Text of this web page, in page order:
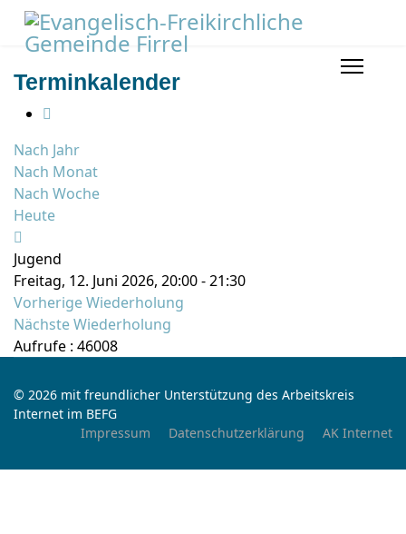
Terminkalender
Nach Jahr
Nach Monat
Nach Woche
Heute
Jugend
Freitag, 12. Juni 2026, 20:00 - 21:30
Vorherige Wiederholung
Nächste Wiederholung
Aufrufe : 46008
© 2026 mit freundlicher Unterstützung des Arbeitskreis
Internet im BEFG
Impressum
Datenschutzerklärung AK Internet